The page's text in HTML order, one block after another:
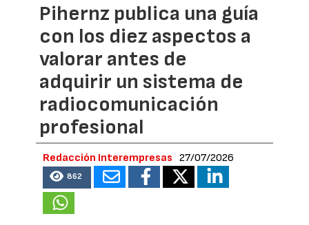
Pihernz publica una guía
con los diez aspectos a
valorar antes de
adquirir un sistema de
radiocomunicación
profesional
Redacción Interempresas 27/07/2026
862